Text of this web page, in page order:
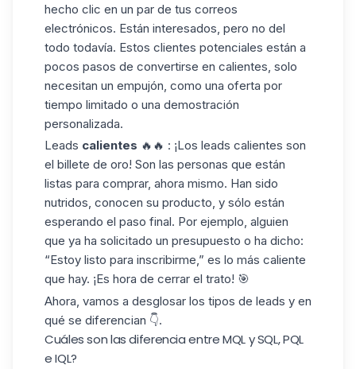
hecho clic en un par de tus correos
electrónicos. Están interesados, pero no del
todo todavía. Estos clientes potenciales están a
pocos pasos de convertirse en calientes, solo
necesitan un empujón, como una oferta por
tiempo limitado o una demostración
personalizada.
Leads calientes 🔥🔥 : ¡Los leads calientes son
el billete de oro! Son las personas que están
listas para comprar, ahora mismo. Han sido
nutridos, conocen su producto, y sólo están
esperando el paso final. Por ejemplo, alguien
que ya ha solicitado un presupuesto o ha dicho:
“Estoy listo para inscribirme,” es lo más caliente
que hay. ¡Es hora de cerrar el trato! 🎯
Ahora, vamos a desglosar los tipos de leads y en
qué se diferencian 👇.
Cuáles son las diferencia entre MQL y SQL​, PQL
e IQL?